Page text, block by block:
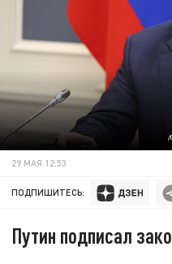
/
29 МАЯ 12:53
ПОДПИШИТЕСЬ:
Путин подписал